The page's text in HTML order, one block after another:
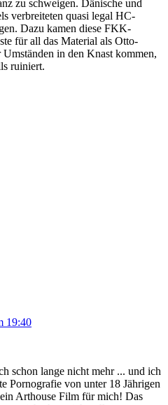
zu schweigen. Dänische und
verbreiteten quasi legal HC-
Dazu kamen diese FKK-
für all das Material als Otto-
in den Knast kommen,
ruiniert.
19:40
schon lange nicht mehr ... und ich
Pornografie von unter 18 Jährigen
Arthouse Film für mich! Das